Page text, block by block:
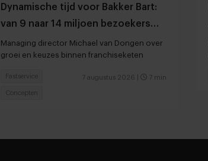
Dynamische tijd voor Bakker Bart:
van 9 naar 14 miljoen bezoekers
door to go-locaties
Managing director Michael van Dongen over
groei en keuzes binnen franchiseketen
7 augustus 2026 7 min
Fastservice
Concepten